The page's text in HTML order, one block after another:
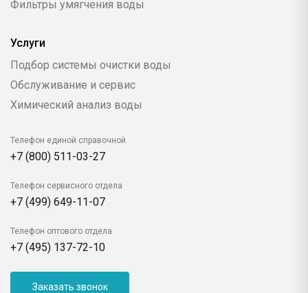
Фильтры умягчения воды
Услуги
Подбор системы очистки воды
Обслуживание и сервис
Химический анализ воды
Телефон единой справочной
+7 (800) 511-03-27
Телефон сервисного отдела
+7 (499) 649-11-07
Телефон оптового отдела
+7 (495) 137-72-10
Заказать звонок